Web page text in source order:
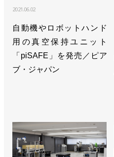
2021.06.02
自動機やロボットハンド
用の真空保持ユニット
「piSAFE」を発売／ピア
ブ・ジャパン